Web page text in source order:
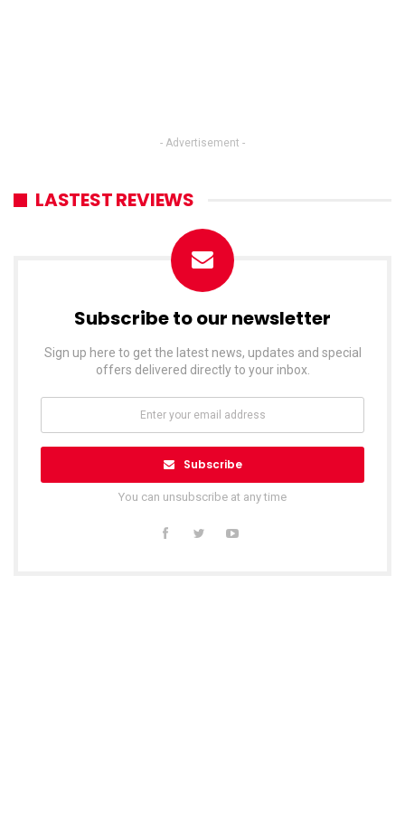
- Advertisement -
LASTEST REVIEWS
Subscribe to our newsletter
Sign up here to get the latest news, updates and special
offers delivered directly to your inbox.
Subscribe
You can unsubscribe at any time